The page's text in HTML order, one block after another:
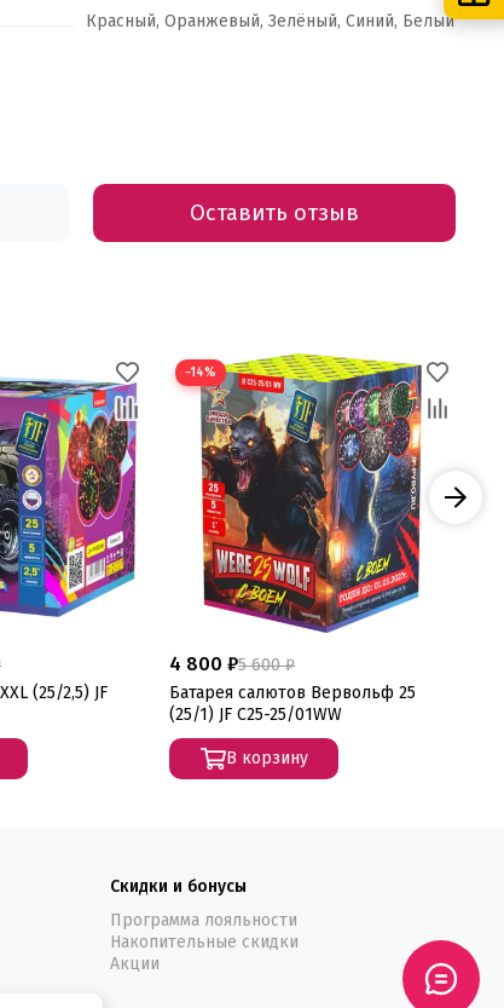
Красный, Оранжевый, Зелёный, Синий, Белый
Оставить отзыв
(25/2,5) JF
−14%
4 800 ₽5 600 ₽
Батарея салютов Вервольф 25
(25/1) JF C25-25/01WW
В корзину
Скидки и бонусы
Программа лояльности
Накопительные скидки
Акции